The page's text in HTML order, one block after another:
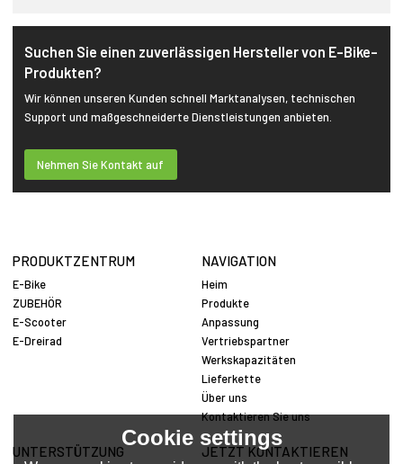
Suchen Sie einen zuverlässigen Hersteller von E-Bike-
Produkten?
Wir können unseren Kunden schnell Marktanalysen, technischen
Support und maßgeschneiderte Dienstleistungen anbieten.
Nehmen Sie Kontakt auf
PRODUKTZENTRUM
E-Bike
ZUBEHÖR
E-Scooter
E-Dreirad
NAVIGATION
Heim
Produkte
Anpassung
Vertriebspartner
Werkskapazitäten
Lieferkette
Über uns
Kontaktieren Sie uns
UNTERSTÜTZUNG JETZT KONTAKTIEREN
Cookie settings